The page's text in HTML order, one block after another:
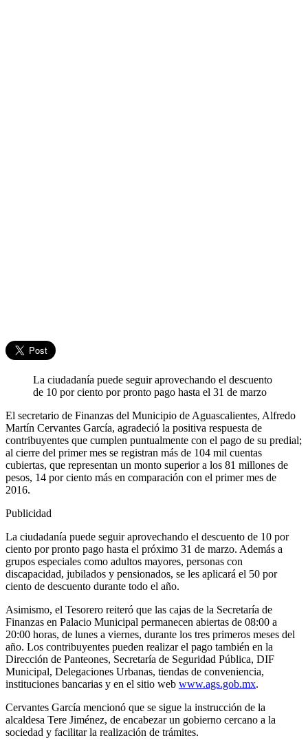
La ciudadanía puede seguir aprovechando el descuento
de 10 por ciento por pronto pago hasta el 31 de marzo
El secretario de Finanzas del Municipio de Aguascalientes, Alfredo
Martín Cervantes García, agradeció la positiva respuesta de
contribuyentes que cumplen puntualmente con el pago de su predial;
al cierre del primer mes se registran más de 104 mil cuentas
cubiertas, que representan un monto superior a los 81 millones de
pesos, 14 por ciento más en comparación con el primer mes de
2016.
Publicidad
La ciudadanía puede seguir aprovechando el descuento de 10 por
ciento por pronto pago hasta el próximo 31 de marzo. Además a
grupos especiales como adultos mayores, personas con
discapacidad, jubilados y pensionados, se les aplicará el 50 por
ciento de descuento durante todo el año.
Asimismo, el Tesorero reiteró que las cajas de la Secretaría de
Finanzas en Palacio Municipal permanecen abiertas de 08:00 a
20:00 horas, de lunes a viernes, durante los tres primeros meses del
año. Los contribuyentes pueden realizar el pago también en la
Dirección de Panteones, Secretaría de Seguridad Pública, DIF
Municipal, Delegaciones Urbanas, tiendas de conveniencia,
instituciones bancarias y en el sitio web www.ags.gob.mx.
Cervantes García mencionó que se sigue la instrucción de la
alcaldesa Tere Jiménez, de encabezar un gobierno cercano a la
sociedad y facilitar la realización de trámites.